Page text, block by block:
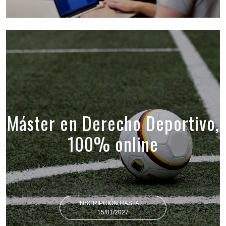
Máster en Derecho Deportivo,
100% online
INSCRIPCIÓN HASTA EL
15/01/2027